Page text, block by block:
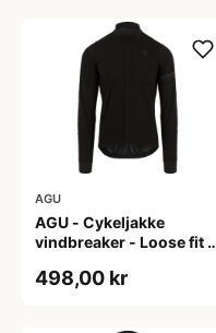
AGU
AGU - Cykeljakke
vindbreaker - Loose fit -
498,00 kr